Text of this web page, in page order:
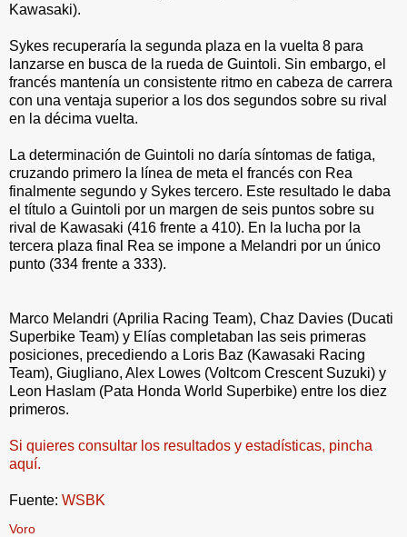
Kawasaki).
Sykes recuperaría la segunda plaza en la vuelta 8 para
lanzarse en busca de la rueda de Guintoli. Sin embargo, el
francés mantenía un consistente ritmo en cabeza de carrera
con una ventaja superior a los dos segundos sobre su rival
en la décima vuelta.
La determinación de Guintoli no daría síntomas de fatiga,
cruzando primero la línea de meta el francés con Rea
finalmente segundo y Sykes tercero. Este resultado le daba
el título a Guintoli por un margen de seis puntos sobre su
rival de Kawasaki (416 frente a 410). En la lucha por la
tercera plaza final Rea se impone a Melandri por un único
punto (334 frente a 333).
Marco Melandri (Aprilia Racing Team), Chaz Davies (Ducati
Superbike Team) y Elías completaban las seis primeras
posiciones, precediendo a Loris Baz (Kawasaki Racing
Team), Giugliano, Alex Lowes (Voltcom Crescent Suzuki) y
Leon Haslam (Pata Honda World Superbike) entre los diez
primeros.
Si quieres consultar los resultados y estadísticas, pincha
aquí.
Fuente: WSBK
Voro